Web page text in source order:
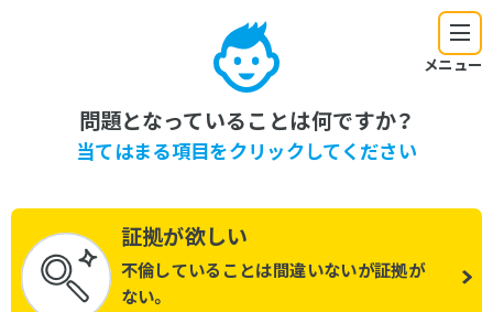
メニュー
問題となっていることは何ですか？
当てはまる項目をクリックしてください
証拠が欲しい
不倫していることは間違いないが証拠が
ない。